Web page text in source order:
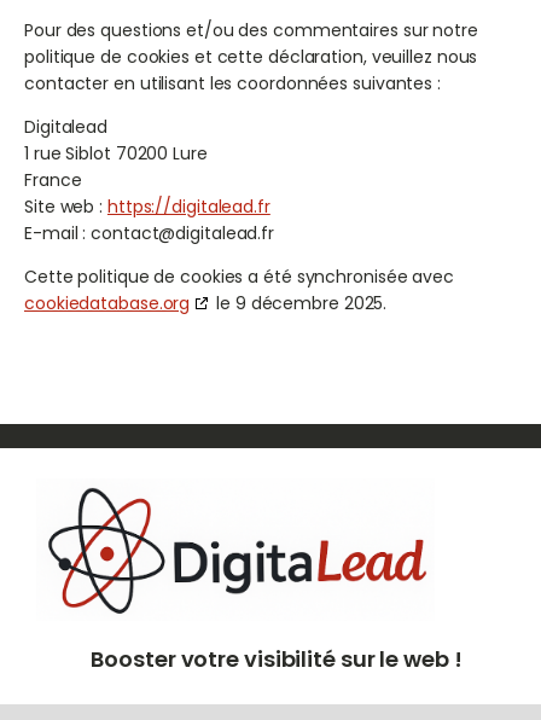
Pour des questions et/ou des commentaires sur notre
politique de cookies et cette déclaration, veuillez nous
contacter en utilisant les coordonnées suivantes :
Digitalead
1 rue Siblot 70200 Lure
France
Site web : https://digitalead.fr
E-mail :contact@digitalead.fr
Cette politique de cookies a été synchronisée avec
cookiedatabase.org
le 9 décembre 2025.
Booster votre visibilité sur le web !